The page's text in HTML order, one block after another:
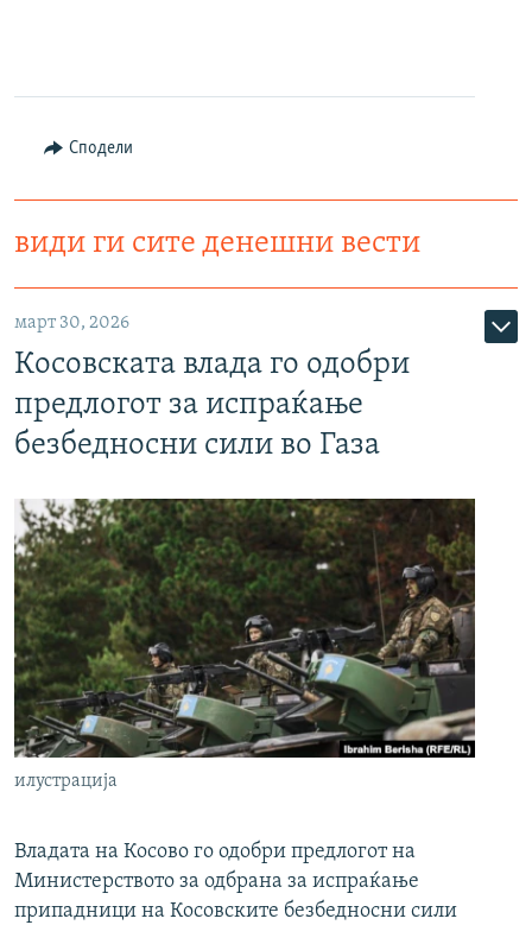
Сподели
види ги сите денешни вести
март 30, 2026
Косовската влада го одобри
предлогот за испраќање
безбедносни сили во Газа
илустрација
Владата на Косово го одобри предлогот на
Министерството за одбрана за испраќање
припадници на Косовските безбедносни сили